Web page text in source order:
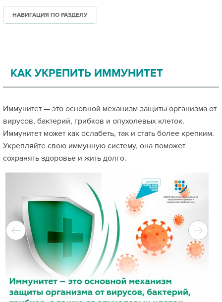
ПАЦИЕНТУ
НАВИГАЦИЯ ПО РАЗДЕЛУ
КАК УКРЕПИТЬ ИММУНИТЕТ
Иммунитет — это основной механизм защиты организма от
вирусов, бактерий, грибков и опухолевых клеток.
Иммунитет может как ослабеть, так и стать более крепким.
Укрепляйте свою иммунную систему, она поможет
сохранять здоровье и жить долго.